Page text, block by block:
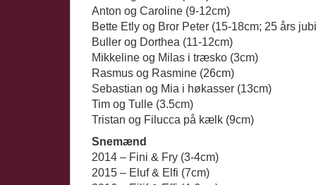
Anton og Caroline (9-12cm)
Bette Etly og Bror Peter (15-18cm; 25 års
Buller og Dorthea (11-12cm)
Mikkeline og Milas i træsko (3cm)
Rasmus og Rasmine (26cm)
Sebastian og Mia i høkasser (13cm)
Tim og Tulle (3.5cm)
Tristan og Filucca på kælk (9cm)
Snemænd
2014 – Fini & Fry (3-4cm)
2015 – Eluf & Elfi (7cm)